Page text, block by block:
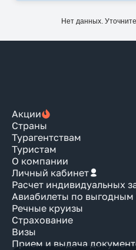
Нет данных.
Акции
Страны
Турагентствам
Туристам
О компании
Личный кабинет
Расчет индивидуальных
Авиабилеты по выгодным
Речные круизы
Страхование
Визы
Прием и выдача